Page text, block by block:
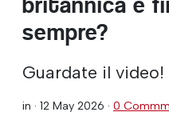
sempre?
Guardate il video!
in · 12 May 2026 · 0